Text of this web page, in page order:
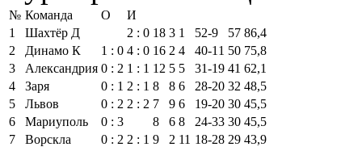
№ Команда О
И
1
Шахтёр Д 2 : 0 18 3 1 52‑9 57 86,4
2
Динамо К 1 : 0 4 : 0 16 2 4 40‑11 50 75,8
3
Александрия 0 : 2 1 : 1 12 5 5 31‑19 41 62,1
4
Заря 0 : 1 2 : 1 8 8 6 28‑20 32 48,5
5
Львов 0 : 2 2 : 2 7 9 6 19‑20 30 45,5
6
Мариуполь 0 : 3 8 6 8 24‑33 30 45,5
7
Ворскла 0 : 2 2 : 1 9 2 11 18‑28 29 43,9